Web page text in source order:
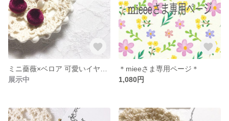
展示中
＊mieeさま専用ページ＊
1,080円